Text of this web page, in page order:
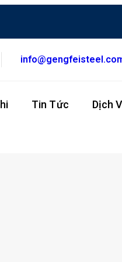
Tin Tức Dịch